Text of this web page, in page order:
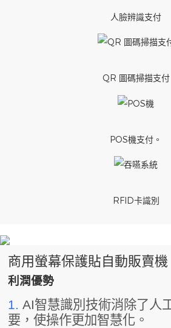
人臉辨識支付
QR 圖碼掃描支付
POS機支付。
RFID卡識別
商用螢幕保護貼自動販賣機
利潤優勢
1. AI智慧識別技術消除了人
要，使操作更加智慧化。